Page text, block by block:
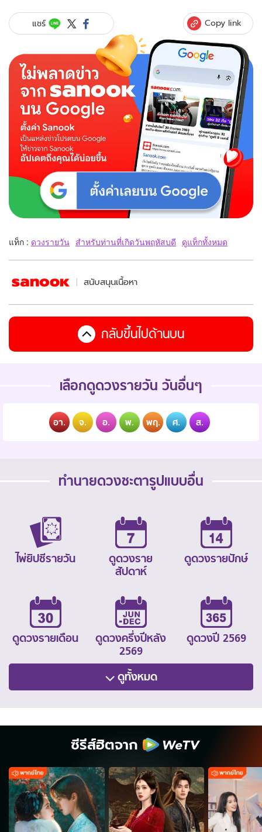
แชร์ Copy link
แท็ก : ดวงรายวัน สำหรับท่านที่เกิดวันพฤหัสบดี ดูแท็กทั้งหมด
สนับสนุนเนื้อหา
กลับขึ้นไปด้านบน
เลือกดูดวงรายวัน วันอื่นๆ
อา. จ. อ. พ. พฤ. ศ. ส.
ทำนายดวงชะตารูปแบบอื่น
ไพ่ยิปซีรายวัน
ดูดวงราย
สัปดาห์
ดูดวงรายปักษ์
ดูดวงรายเดือน
ดูดวงครึ่งปีหลัง
2569
ดูดวงปี 2569
ดูทั้งหมด
ซีรีส์ฮิตจาก